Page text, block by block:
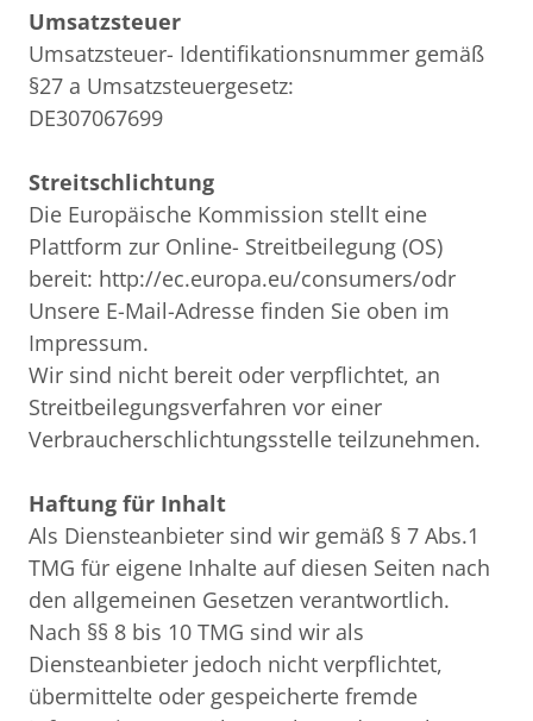
Umsatzsteuer
Umsatzsteuer- Identifikationsnummer gemäß
§27 a Umsatzsteuergesetz:
DE307067699
Streitschlichtung
Die Europäische Kommission stellt eine
Plattform zur Online- Streitbeilegung (OS)
bereit: http://ec.europa.eu/consumers/odr
Unsere E-Mail-Adresse finden Sie oben im
Impressum.
Wir sind nicht bereit oder verpflichtet, an
Streitbeilegungsverfahren vor einer
Verbraucherschlichtungsstelle teilzunehmen.
Haftung für Inhalt
Als Diensteanbieter sind wir gemäß § 7 Abs.1
TMG für eigene Inhalte auf diesen Seiten nach
den allgemeinen Gesetzen verantwortlich.
Nach §§ 8 bis 10 TMG sind wir als
Diensteanbieter jedoch nicht verpflichtet,
übermittelte oder gespeicherte fremde